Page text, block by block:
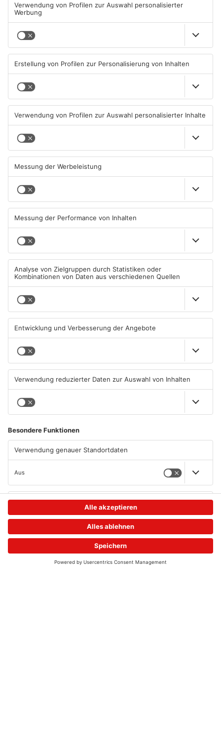
Schwerer Unfall zwischen
Langenselbolder Dreieck und
Hanauer Kreuz
07.08.2026, 07:07 UHR IN MAIN-
Ausstellung in Bruchköbel
zum Thema "Wasser im
07.08.2026, 05:00 UHR IN MAIN-
Zwei Menschen verletzt
06.08.2026, 15:42 UHR IN MAIN-
KINZIG-KREIS
Gute Nachrichten für Pendler
im Main-Kinzig-Kreis und in
06.08.2026, 11:33 UHR IN MAIN-
KINZIG-KREIS